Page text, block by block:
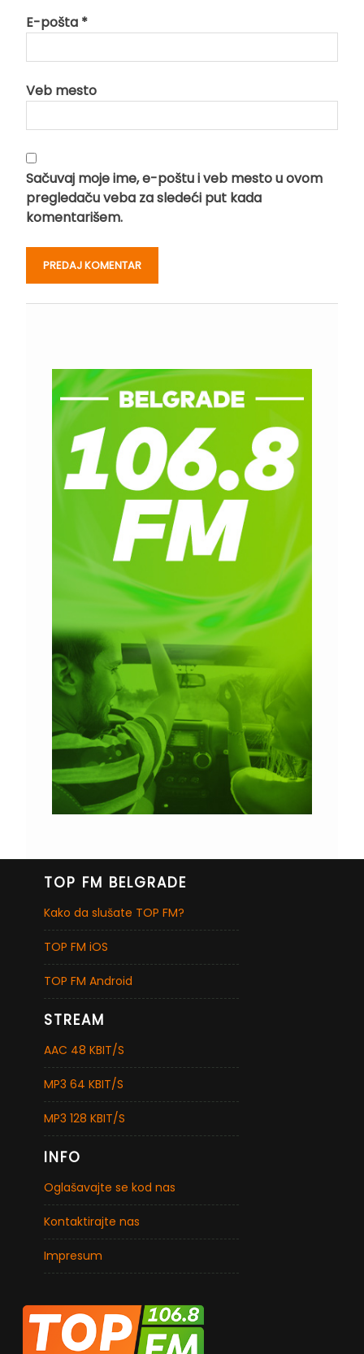
E-pošta *
Veb mesto
Sačuvaj moje ime, e-poštu i veb mesto u ovom
pregledaču veba za sledeći put kada
komentarišem.
TOP FM BELGRADE
Kako da slušate TOP FM?
TOP FM iOS
TOP FM Android
STREAM
AAC 48 KBIT/S
MP3 64 KBIT/S
MP3 128 KBIT/S
INFO
Oglašavajte se kod nas
Kontaktirajte nas
Impresum